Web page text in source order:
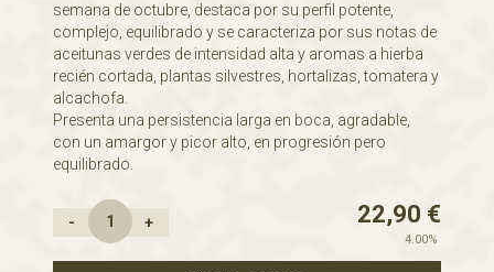
semana de octubre, destaca por su perfil potente,
complejo, equilibrado y se caracteriza por sus notas de
aceitunas verdes de intensidad alta y aromas a hierba
recién cortada, plantas silvestres, hortalizas, tomatera y
alcachofa.
Presenta una persistencia larga en boca, agradable,
con un amargor y picor alto, en progresión pero
equilibrado.
22,90 €
4.00%
- +